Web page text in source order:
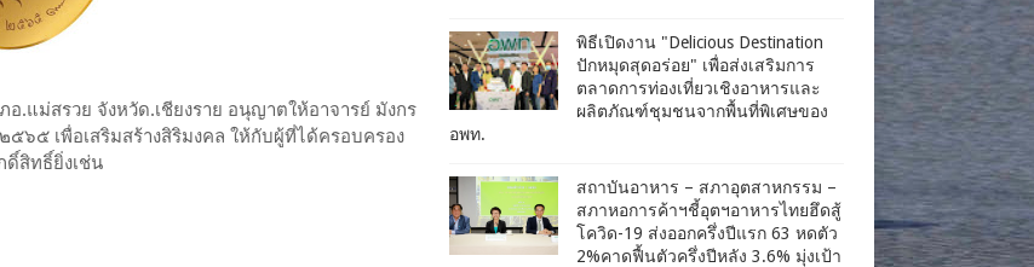
.แม่สรวย จังหวัด.เชียงราย อนุญาตให้อาจารย์ มังกร
๖๕ เพื่อเสริมสร้างสิริมงคล ให้กับผู้ที่ได้ครอบครอง
ดิ์สิทธิ์ยิ่งเช่น
พิธีเปิดงาน "Delicious Destination
ปักหมุดสุดอร่อย" เพื่อส่งเสริมการ
ตลาดการท่องเที่ยวเชิงอาหารและ
ผลิตภัณฑ์ชุมชนจากพื้นที่พิเศษของ
อพท.
สถาบันอาหาร – สภาอุตสาหกรรม –
สภาหอการค้าฯชี้อุตฯอาหารไทยฮึดสู้
โควิด-19 ส่งออกครึ่งปีแรก 63 หดตัว
2%คาดฟื้นตัวครึ่งปีหลัง 3.6% มุ่งเป้า